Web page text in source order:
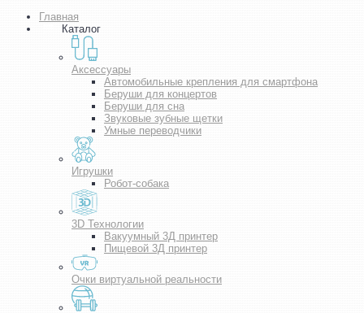
Главная
Каталог
Аксессуары
Автомобильные крепления для смартфона
Беруши для концертов
Беруши для сна
Звуковые зубные щетки
Умные переводчики
Игрушки
Робот-собака
3D Технологии
Вакуумный 3Д принтер
Пищевой 3Д принтер
Очки виртуальной реальности